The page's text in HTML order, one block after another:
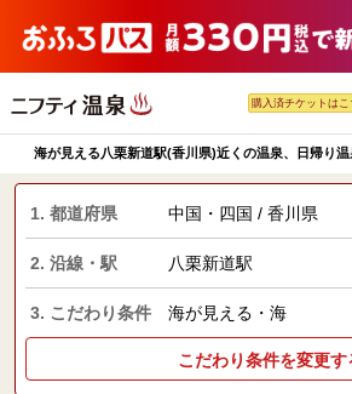
購入済チケットはこ
海が見える八栗新道駅(香川県)近くの温泉、日帰り
1. 都道府県 中国・四国 / 香川県
2. 沿線・駅 八栗新道駅
3. こだわり条件 海が見える・海
こだわり条件を変更す